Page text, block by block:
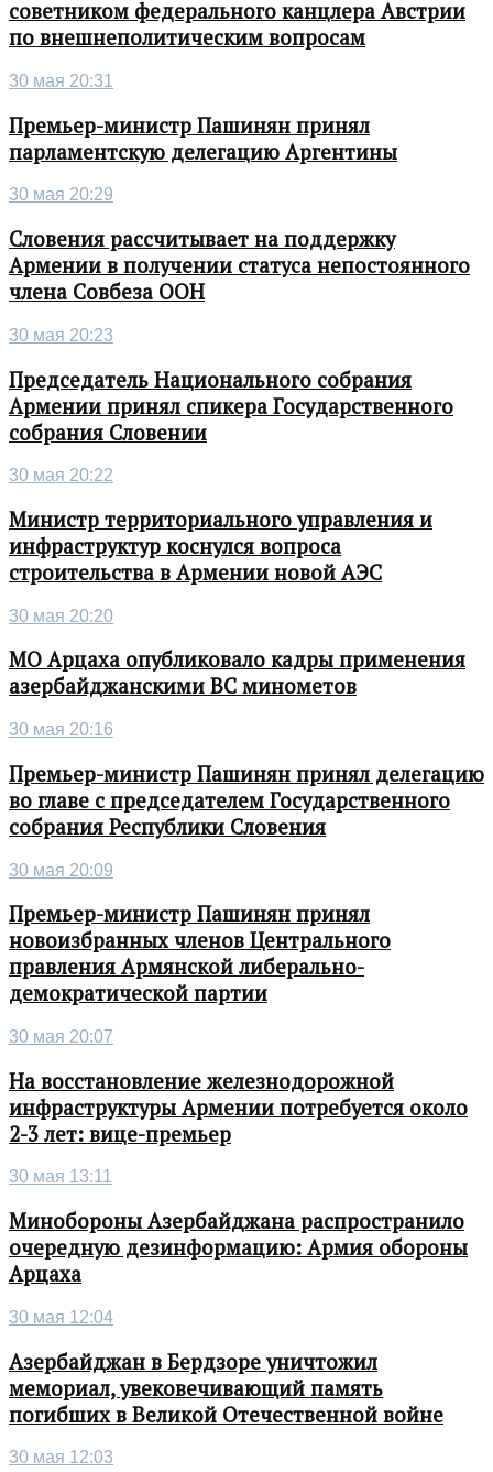
советником федерального канцлера Австрии
по внешнеполитическим вопросам
30 мая 20:31
Премьер-министр Пашинян принял
парламентскую делегацию Аргентины
30 мая 20:29
Словения рассчитывает на поддержку
Армении в получении статуса непостоянного
члена Совбеза ООН
30 мая 20:23
Председатель Национального собрания
Армении принял спикера Государственного
собрания Словении
30 мая 20:22
Министр территориального управления и
инфраструктур коснулся вопроса
строительства в Армении новой АЭС
30 мая 20:20
МО Арцаха опубликовало кадры применения
азербайджанскими ВС минометов
30 мая 20:16
Премьер-министр Пашинян принял делегацию
во главе с председателем Государственного
собрания Республики Словения
30 мая 20:09
Премьер-министр Пашинян принял
новоизбранных членов Центрального
правления Армянской либерально-
демократической партии
30 мая 20:07
На восстановление железнодорожной
инфраструктуры Армении потребуется около
2-3 лет: вице-премьер
30 мая 13:11
Минобороны Азербайджана распространило
очередную дезинформацию: Армия обороны
Арцаха
30 мая 12:04
Азербайджан в Бердзоре уничтожил
мемориал, увековечивающий память
погибших в Великой Отечественной войне
30 мая 12:03